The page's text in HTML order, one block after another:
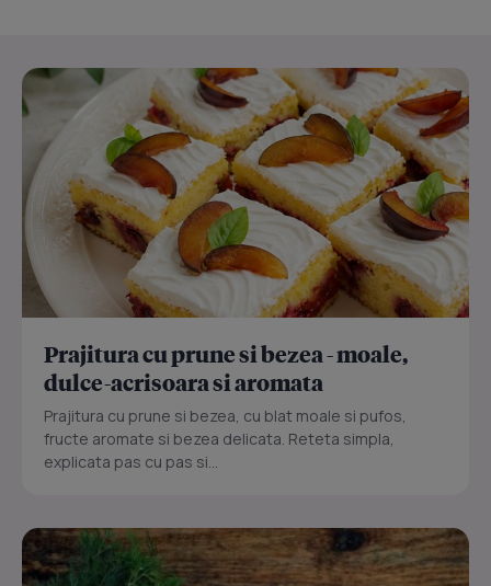
Prajitura cu prune si bezea - moale,
dulce-acrisoara si aromata
Prajitura cu prune si bezea, cu blat moale si pufos,
fructe aromate si bezea delicata. Reteta simpla,
explicata pas cu pas si...